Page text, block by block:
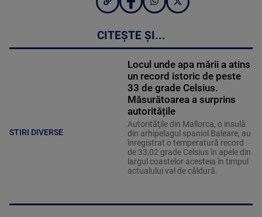
CITEȘTE ȘI...
STIRI DIVERSE
Locul unde apa mării a atins
un record istoric de peste
33 de grade Celsius.
Măsurătoarea a surprins
autoritățile
Autorităţile din Mallorca, o insulă
din arhipelagul spaniol Baleare, au
înregistrat o temperatură record
de 33,02 grade Celsius în apele din
largul coastelor acesteia în timpul
actualului val de căldură.